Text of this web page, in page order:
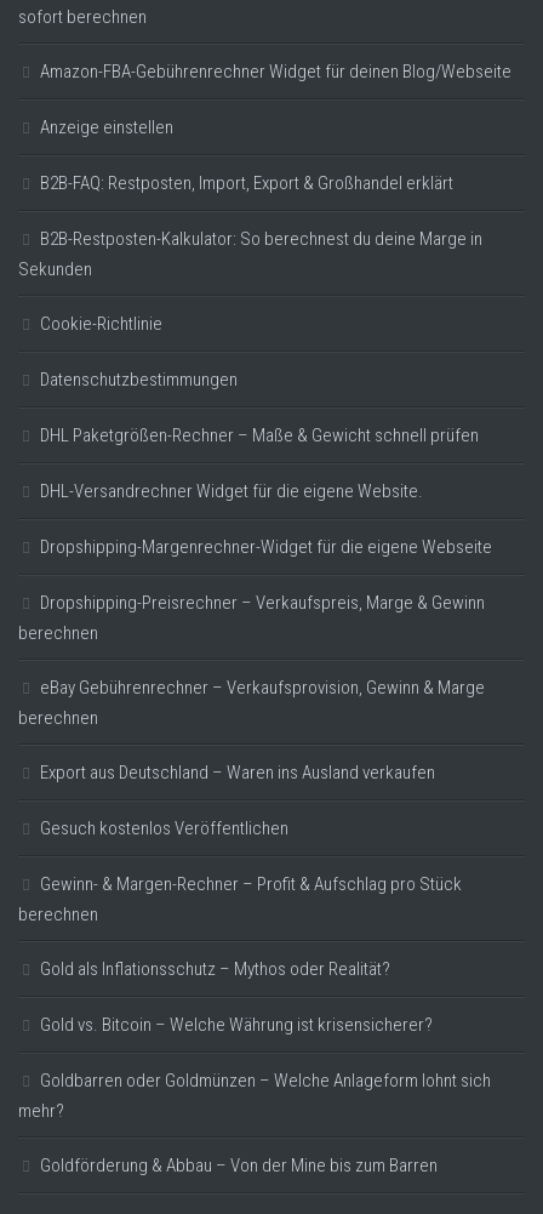
sofort berechnen
Amazon-FBA-Gebührenrechner Widget für deinen Blog/Webseite
Anzeige einstellen
B2B-FAQ: Restposten, Import, Export & Großhandel erklärt
B2B-Restposten-Kalkulator: So berechnest du deine Marge in
Sekunden
Cookie-Richtlinie
Datenschutzbestimmungen
DHL Paketgrößen-Rechner – Maße & Gewicht schnell prüfen
DHL-Versandrechner Widget für die eigene Website.
Dropshipping-Margenrechner-Widget für die eigene Webseite
Dropshipping-Preisrechner – Verkaufspreis, Marge & Gewinn
berechnen
eBay Gebührenrechner – Verkaufsprovision, Gewinn & Marge
berechnen
Export aus Deutschland – Waren ins Ausland verkaufen
Gesuch kostenlos Veröffentlichen
Gewinn- & Margen-Rechner – Profit & Aufschlag pro Stück
berechnen
Gold als Inflationsschutz – Mythos oder Realität?
Gold vs. Bitcoin – Welche Währung ist krisensicherer?
Goldbarren oder Goldmünzen – Welche Anlageform lohnt sich
mehr?
Goldförderung & Abbau – Von der Mine bis zum Barren